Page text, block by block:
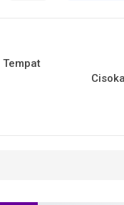
Tempat